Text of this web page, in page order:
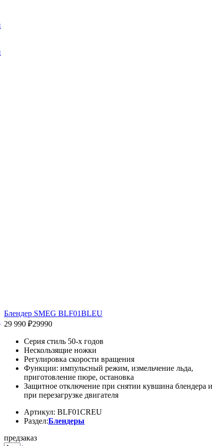
Блендер SMEG BLF01BLEU
29 990 ₽29990
Серия стиль 50-х годов
Нескользящие ножки
Регулировка скорости вращения
Функции: импульсный режим, измельчение льда,
приготовление пюре, остановка
Защитное отключение при снятии кувшина блендера и
при перезагрузке двигателя
Артикул: BLF01CREU
Раздел:Блендеры
предзаказ